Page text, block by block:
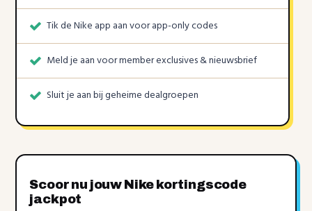
Tik de Nike app aan voor app-only codes
Meld je aan voor member exclusives & nieuwsbrief
Sluit je aan bij geheime dealgroepen
Scoor nu jouw Nike kortingscode
jackpot